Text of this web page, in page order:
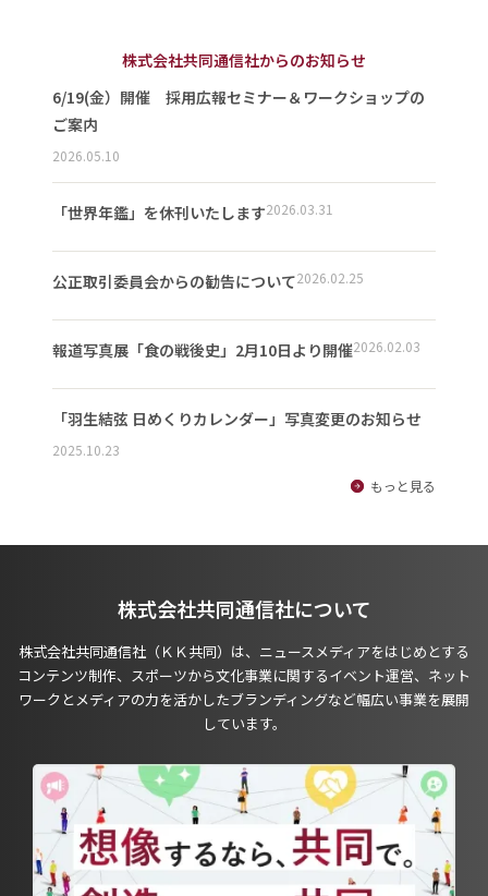
株式会社共同通信社からのお知らせ
6/19(金）開催 採用広報セミナー＆ワークショップの
ご案内
2026.05.10
「世界年鑑」を休刊いたします2026.03.31
公正取引委員会からの勧告について2026.02.25
報道写真展「食の戦後史」2月10日より開催2026.02.03
「羽生結弦 日めくりカレンダー」写真変更のお知らせ
2025.10.23
もっと見る
株式会社共同通信社について
株式会社共同通信社（ＫＫ共同）は、ニュースメディアをはじめとする
コンテンツ制作、スポーツから文化事業に関するイベント運営、ネット
ワークとメディアの力を活かしたブランディングなど幅広い事業を展開
しています。